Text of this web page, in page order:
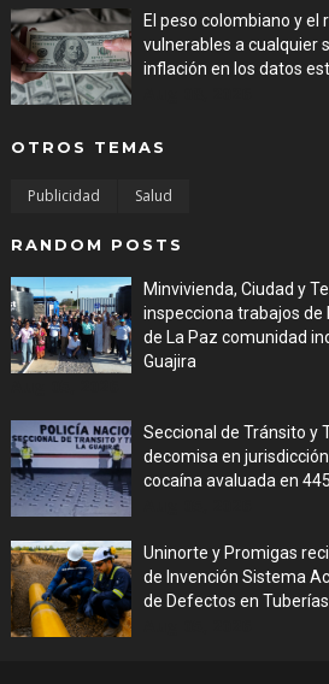
El peso colombiano y el
vulnerables a cualquier
inflación en los datos
OTROS TEMAS
Publicidad Salud
RANDOM POSTS
Minvivienda, Ciudad y
inspecciona trabajos
de La Paz comunidad
Guajira
Seccional de Tránsito y
decomisa en
cocaína avaluada en
Uninorte y Promigas
de Invención Sistema
de Defectos en Tuberías